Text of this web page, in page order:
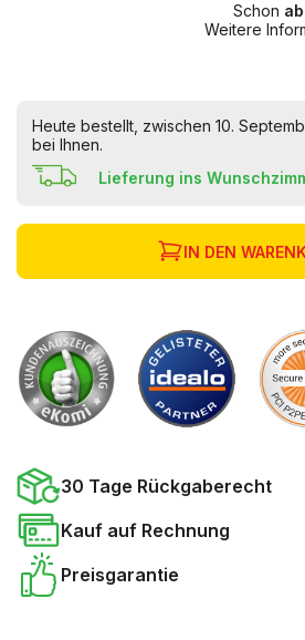
Schon
Weitere
Heute bestellt, zwischen 10.
bei Ihnen.
Lieferung ins
IN DEN
30 Tage Rückgaberecht
Kauf auf Rechnung
Preisgarantie